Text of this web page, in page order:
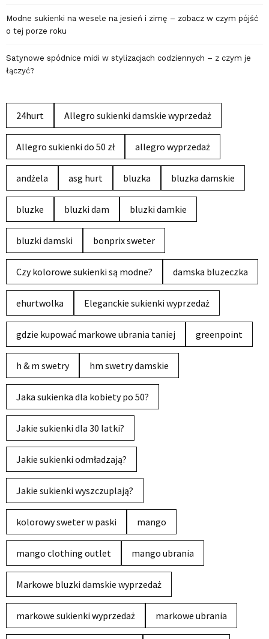
Modne sukienki na wesele na jesień i zimę – zobacz w czym pójść
o tej porze roku
Satynowe spódnice midi w stylizacjach codziennych – z czym je
łączyć?
24hurt Allegro sukienki damskie wyprzedaż
Allegro sukienki do 50 zł allegro wyprzedaż
andżela asg hurt bluzka bluzka damskie
bluzke bluzki dam bluzki damkie
bluzki damski bonprix sweter
Czy kolorowe sukienki są modne? damska bluzeczka
ehurtwolka Eleganckie sukienki wyprzedaż
gdzie kupować markowe ubrania taniej greenpoint
h & m swetry hm swetry damskie
Jaka sukienka dla kobiety po 50?
Jakie sukienki dla 30 latki?
Jakie sukienki odmładzają?
Jakie sukienki wyszczuplają?
kolorowy sweter w paski mango
mango clothing outlet mango ubrania
Markowe bluzki damskie wyprzedaż
markowe sukienki wyprzedaż markowe ubrania